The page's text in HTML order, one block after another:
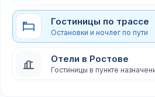
Гостиницы по трассе
Остановки и ночлег по пути
Отели в Ростове
Гостиницы в пункте